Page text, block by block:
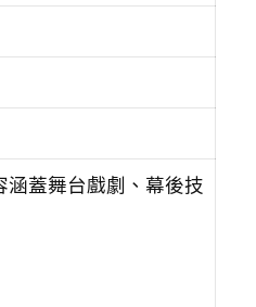
蓋舞台戲劇、幕後技